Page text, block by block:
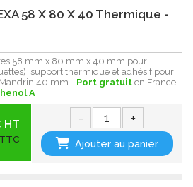
58 X 80 X 40 Thermique -
58 mm x 80 mm x 40 mm pour
support thermique et adhésif pour
40 mm - Port gratuit en France
A
HT - +
Ajouter au panier